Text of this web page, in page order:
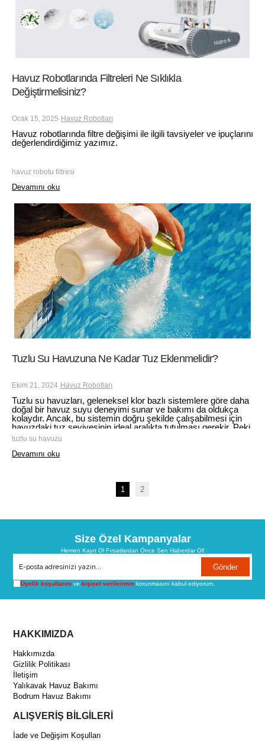
Havuz Robotlarında Filtreleri Ne Sıklıkla
Değiştirmelisiniz?
Ocak 15, 2025 Havuz Robotları
Havuz robotlarında filtre değişimi ile ilgili tavsiyeler ve ipuçlarını
değerlendirdiğimiz yazımız.
havuz robotu filtresi
Devamını oku
Tuzlu Su Havuzuna Ne Kadar Tuz Eklenmelidir?
Ekim 21, 2024 Havuz Robotları
Tuzlu su havuzları, geleneksel klor bazlı sistemlere göre daha
doğal bir havuz suyu deneyimi sunar ve bakımı da oldukça
kolaydır. Ancak, bu sistemin doğru şekilde çalışabilmesi için
havuzdaki tuz seviyesinin ideal aralıkta tutulması gerekir. Peki,
tuzlu su havuzuna ne kadar tuz eklenmelidir?
tuzlu su havuzu
Devamını oku
1 2
Size Özel Kampanyalar
Hemen Kayıt Ol Fırsatlardan Önce Sen Haberdar Ol!
Gönder
Üyelik koşullarını ve kişisel verilerimin korunmasını kabul ediyorum.
HAKKIMIZDA
Hakkımızda
Gizlilik Politikası
İletişim
Yalıkavak Havuz Bakımı
Bodrum Havuz Bakımı
ALIŞVERİŞ BİLGİLERİ
İade ve Değişim Koşulları